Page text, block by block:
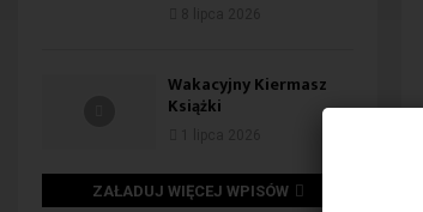
Wakacyjny Kiermasz
Książki
ZAŁADUJ WIĘCEJ WPISÓW